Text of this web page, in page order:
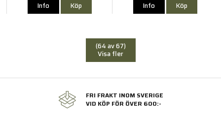
Info Köp Info Köp
(64 av 67)
Visa fler
FRI FRAKT INOM SVERIGE
VID KÖP FÖR ÖVER 600:-